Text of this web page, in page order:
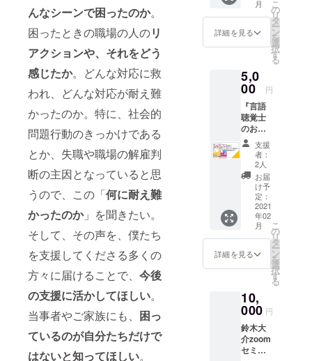
んなシーンで困ったのか。
困ったときの職場の人のリ
アクションや、それをどう
感じたか。どんな対応に救
われ、どんな対応が耐え難
かったのか。特に、社会的
問題行動のきっかけである
とか、失職や職場の解雇判
断の主因となっていると思
うので、この「何に耐え難
かったのか」を聞きたい。
そして、その声を、僕たち
を支援してくださる多くの
方々に届けることで、 今後
の支援に活かしてほしい。
当事者やご家族にも、 困っ
ているのが自分たちだけで
はないと知ってほしい。
パッと
笑顔が
広がり
ます。
ご本人
まわり
にいる
人も。
この世
界が変
わるよ
うな瞬
間をぜ
ひ体験
してく
ださ
い。
fromao
ooさん
の素敵
なス
トー
リー、
コンセ
どにつ
いて、
詳細は
HPで！
展示会
もあり
下障害
（飲み
とが難
しい状
ある娘
を介護
するお
母さん
が作っ
たブラ
ンドで
す。
fromao
ooの製
品を身
に着け
た瞬
間、
パッと
笑顔が
広がり
ます。
ご本人
まわり
にいる
人も。
この世
界が変
わるよ
ビー×生
ベース
に落ち
アクセ
ント）
素材：
綿
100％
サイ
ズ：フ
リーサ
イズ
（全周
69cm）
fromao
ooは嚥
下障害
込むこ
とが難
態）の
ある娘
を介護
するお
母さん
が作っ
いとい
は、備
考欄に
してく
ださ
い。 な
お、こ
のクラ
ウド
ファン
ディン
グで
は、支
援を兼
ねたリ
ターン
になり
般に販
売され
り高く
なりま
すこと
をご了
承の
上、支
間：
2021年
2月～12
インし
たNPO
法人Re
のTシャ
販売し
まし
の時に
販売し
ていた
トート
バッグ
です。
荷物の
多いマ
マに
ピッタ
リ！
もちろ
ん、マ
マじゃ
ざっく
り入る
この
バッグ
は超重
宝！
年の7月
に、
JAMMI
N(
co.jp/ )
がデザ
インし
たNPO
法人Re
ジョブ
のTシャ
ツを販
売しま
した。
おしゃ
れなデ
ザイ
ン、肌
触りの
よい生
地で大
シャ
ツ。再
です！
みんな
価値が
月
詳細を見る
こ
の
リ
タ
ー
ン
を
選
択
す
る
5,0
00 円
『言語
聴覚士
のお仕
事』
『いう
こと聞
かへん
脳やけ
ど』２
冊セッ
トと西
村紀子
の講演
動画。
西村紀
聴覚士
のお仕
事』
『いう
こと聞
かへん
支援
者：
2人
お届
け予
定：
2021
年02
月
詳細を見る
こ
の
リ
タ
ー
ン
を
選
択
す
る
10,
000 円
鈴木大
介zoom
セミ